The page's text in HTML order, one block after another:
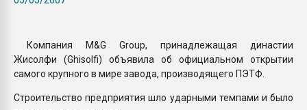
ПЕРЕЙТИ НА
Компания M&G Group, принадлежащая династии
Жисолфи (Ghisolfi) объявила об официальном открытии
самого крупного в мире завода, производящего ПЭТФ.
Строительство предприятия шло ударными темпами и было